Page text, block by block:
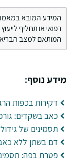
המידע המובא במאמר
רפואי או תחליף
המותאם למצב
מידע נוסף:
דקירות בכפות
כאב בשקדים:
תסמינים של
דם בשתן ללא
פטרת בפה: